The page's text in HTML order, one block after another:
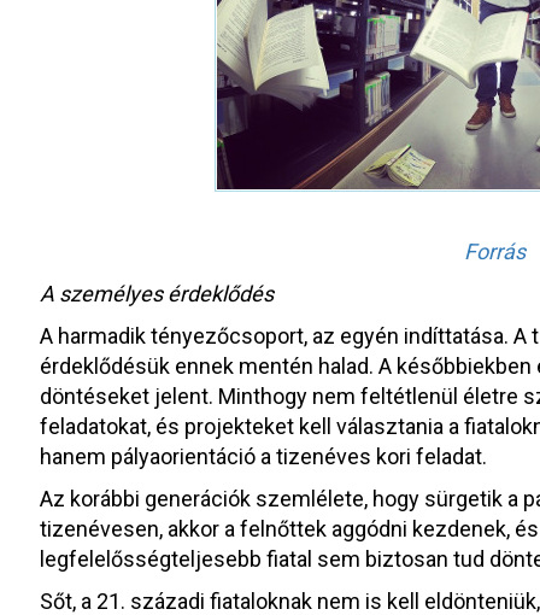
Forrás
A személyes érdeklődés
A harmadik tényezőcsoport, az egyén indíttatása.
érdeklődésük ennek mentén halad. A
döntéseket jelent. Minthogy nem feltétlenül életre
feladatokat, és projekteket kell választania a
hanem pályaorientáció a tizenéves kori feladat.
Az korábbi generációk szemlélete, hogy sürgetik a
tizenévesen, akkor a felnőttek aggódni kezdenek,
legfelelősségteljesebb fiatal sem biztosan tud
Sőt, a 21. századi fiataloknak nem is kell